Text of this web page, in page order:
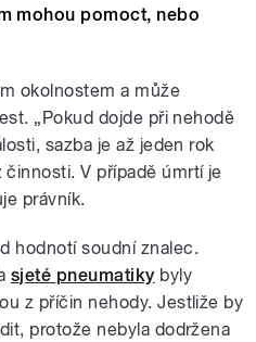
mohou pomoct, nebo
okolnostem a může
„Pokud dojde při nehodě
sazba je až jeden rok
V případě úmrtí je
právník.
hodnotí soudní znalec.
sjeté pneumatiky byly
z příčin nehody. Jestliže by
protože nebyla dodržena